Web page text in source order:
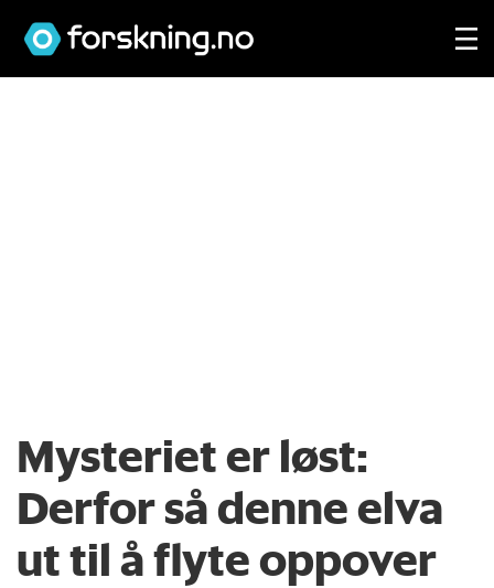
Mysteriet er løst:
Derfor så denne elva
ut til å flyte oppover